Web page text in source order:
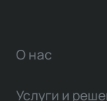
О нас
Услуги и